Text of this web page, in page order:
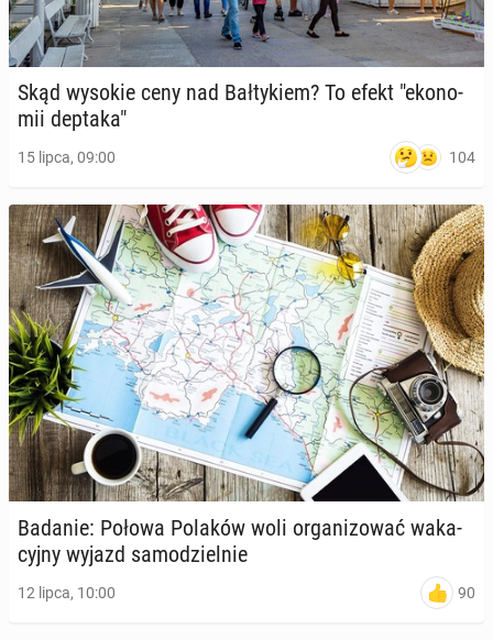
Skąd wysokie ceny nad Bał­ty­kiem? To efekt "eko­no­
mii deptaka"
15 lipca, 09:00 104
Badanie: Połowa Polaków woli or­ga­ni­zo­wać wa­ka­
cyj­ny wyjazd sa­mo­dziel­nie
12 lipca, 10:00 90